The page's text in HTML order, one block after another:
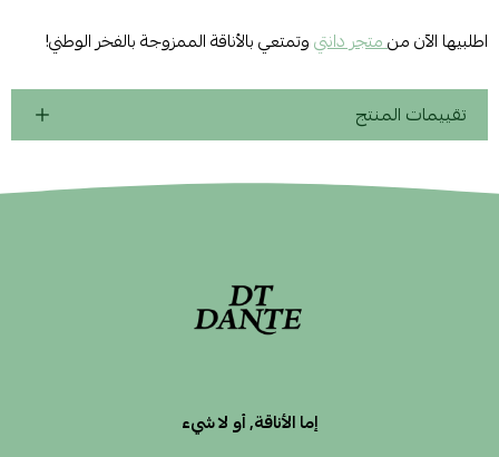
اطلبيها الآن منمتجر دانتيوتمتعي بالأناقة الممزوجة بالفخر الوطني!
تقييمات المنتج
إما الأناقة, أو لا شيء